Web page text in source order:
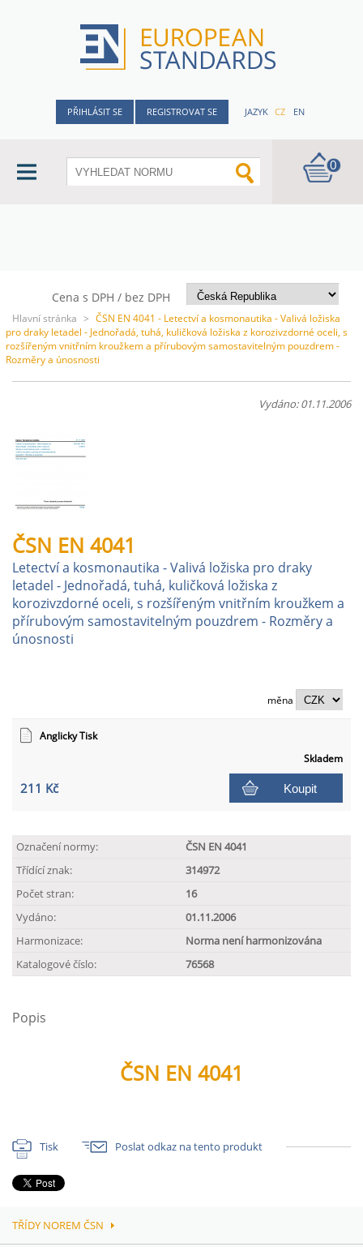
PŘIHLÁSIT SE REGISTROVAT SE JAZYK CZ EN
0
Cena s DPH / bez DPH
Hlavní stránka > ČSN EN 4041 - Letectví a kosmonautika - Valivá ložiska
pro draky letadel - Jednořadá, tuhá, kuličková ložiska z korozivzdorné oceli, s
rozšířeným vnitřním kroužkem a přírubovým samostavitelným pouzdrem -
Rozměry a únosnosti
Vydáno: 01.11.2006
ČSN EN 4041
Letectví a kosmonautika - Valivá ložiska pro draky
letadel - Jednořadá, tuhá, kuličková ložiska z
korozivzdorné oceli, s rozšířeným vnitřním kroužkem a
přírubovým samostavitelným pouzdrem - Rozměry a
únosnosti
měna
Anglicky Tisk
Skladem
211 Kč Koupit
Označení normy:
ČSN EN 4041
Třídící znak:
314972
Počet stran:
16
Vydáno:
01.11.2006
Harmonizace:
Norma není harmonizována
Katalogové číslo:
76568
Popis
ČSN EN 4041
Tisk Poslat odkaz na tento produkt
TŘÍDY NOREM ČSN